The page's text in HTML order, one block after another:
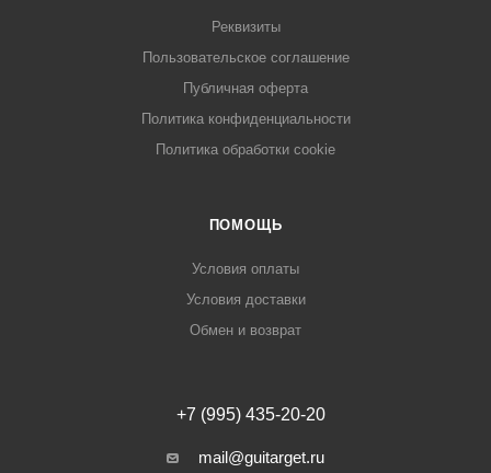
Реквизиты
Пользовательское соглашение
Публичная оферта
Политика конфиденциальности
Политика обработки cookie
ПОМОЩЬ
Условия оплаты
Условия доставки
Обмен и возврат
+7 (995) 435-20-20
mail@guitarget.ru